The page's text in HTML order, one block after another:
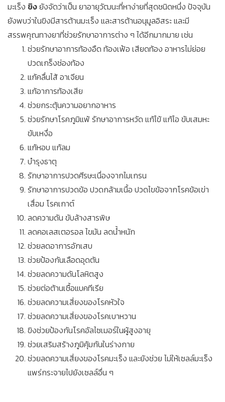
มะเร็ง ขิงยังจัดว่าเป็น ยาอายุวัฒนะที่หาง่ายที่สุดชนิดหนึ่ง ปัจจุบัน
ยังพบว่าในขิงมีสารต้านมะเร็ง และสารต้านอนุมูลอิสระ และมี
สรรพคุณทางยาที่ช่วยรักษาอาการต่าง ๆ ได้อีกมากมาย เช่น
ช่วยรักษาอาการท้องอืด ท้องเฟ้อ เสียดท้อง อาหารไม่ย่อย
ปวดเกร็งช่องท้อง
แก้คลื่นไส้ อาเจียน
แก้อาการท้องเสีย
ช่วยกระตุ้นความอยากอาหาร
ช่วยรักษาโรคภูมิแพ้ รักษาอาการหวัด แก้ไข้ แก้ไอ ขับเสมหะ
ขับเหงื่อ
แก้หอบ แก้ลม
บำรุงธาตุ
รักษาอาการปวดศีรษะเนื่องจากไมเกรน
รักษาอาการปวดข้อ ปวดกล้ามเนื้อ ปวดไขข้อจากโรคข้อเข่า
เสื่อม โรคเกาต์
ลดความดัน ขับล้างสารพิษ
ลดคอเลสเตอรอล ไขมัน ลดน้ำหนัก
ช่วยลดอาการอักเสบ
ช่วยป้องกันเลือดอุดตัน
ช่วยลดความดันโลหิตสูง
ช่วยต่อต้านเชื้อแบคทีเรีย
ช่วยลดความเสี่ยงของโรคหัวใจ
ช่วยลดความเสี่ยงของโรคเบาหวาน
ขิงช่วยป้องกันโรคอัลไซเมอร์ในผู้สูงอายุ
ช่วยเสริมสร้างภูมิคุ้มกันในร่างกาย
ช่วยลดความเสี่ยงของโรคมะเร็ง และยังช่วย ไม่ให้เซลล์มะเร็ง
แพร่กระจายไปยังเซลล์อื่น ๆ